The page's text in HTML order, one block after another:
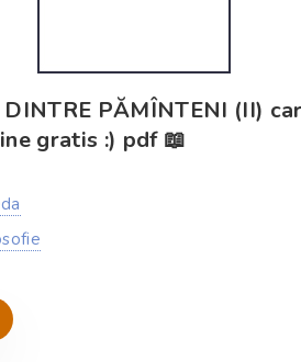
DINTRE PĂMÎNTENI (II)
gratis :) pdf 📖